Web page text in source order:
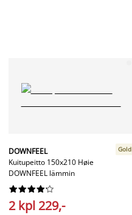
DOWNFEEL
Kuitupeitto 150x210 Høie
DOWNFEEL lämmin
Gold






2 kpl 229,-